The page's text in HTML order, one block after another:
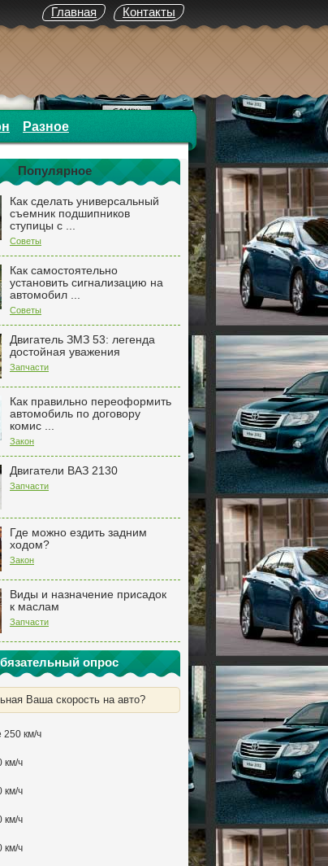
Контакты
Главная
Разное
Популярное
Как сделать универсальный
съемник подшипников
ступицы с ...
Советы
Как самостоятельно
установить сигнализацию на
автомобил ...
Советы
Двигатель ЗМЗ 53: легенда
достойная уважения
Запчасти
Как правильно переоформить
автомобиль по договору
комис ...
Закон
Двигатели ВАЗ 2130
Запчасти
Где можно ездить задним
ходом?
Закон
Виды и назначение присадок
к маслам
Запчасти
опрос
Ваша скорость на авто?
250 км/ч
км/ч
км/ч
км/ч
км/ч